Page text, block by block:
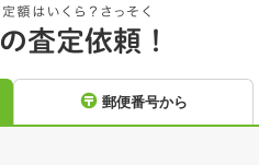
郵便番号から